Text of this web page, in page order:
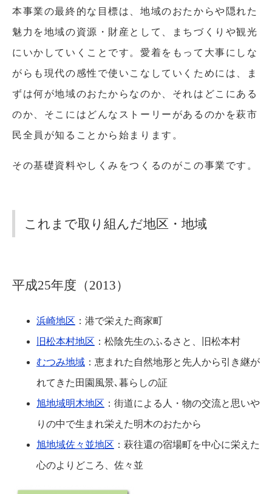
本事業の最終的な目標は、地域のおたからや隠れた
魅力を地域の資源・財産として、まちづくりや観光
にいかしていくことです。愛着をもって大事にしな
がらも現代の感性で使いこなしていくためには、ま
ずは何が地域のおたからなのか、それはどこにある
のか、そこにはどんなストーリーがあるのかを萩市
民全員が知ることから始まります。
その基礎資料やしくみをつくるのがこの事業です。
これまで取り組んだ地区・地域
平成25年度（2013）
浜崎地区 ：港で栄えた商家町
旧松本村地区 ：松陰先生のふるさと、旧松本村
むつみ地域 ：恵まれた自然地形と先人から引き継が
れてきた田園風景､暮らしの証
旭地域明木地区 ：街道による人・物の交流と思いや
りの中で生まれ栄えた明木のおたから
旭地域佐々並地区 ：萩往還の宿場町を中心に栄えた
心のよりどころ、佐々並